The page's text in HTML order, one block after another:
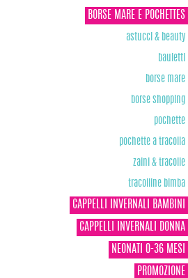
BORSE MARE E POCHETTES
astucci & beauty
bauletti
borse mare
borse shopping
pochette
pochette a tracolla
zaini & tracolle
tracolline bimba
CAPPELLI INVERNALI BAMBINI
CAPPELLI INVERNALI DONNA
NEONATI 0-36 MESI
PROMOZIONE